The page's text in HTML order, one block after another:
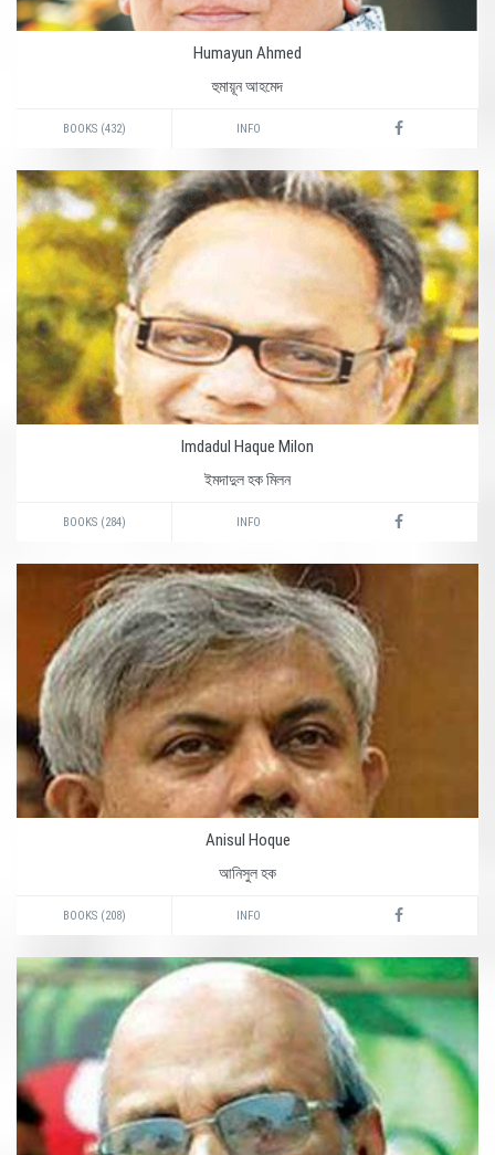
Humayun Ahmed
হুমায়ূন আহমেদ
BOOKS (432) INFO
Imdadul Haque Milon
ইমদাদুল হক মিলন
BOOKS (284) INFO
Anisul Hoque
আনিসুল হক
BOOKS (208) INFO